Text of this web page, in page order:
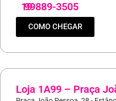
19
99889-3505
COMO CHEGAR
Loja 1A99 – Praça